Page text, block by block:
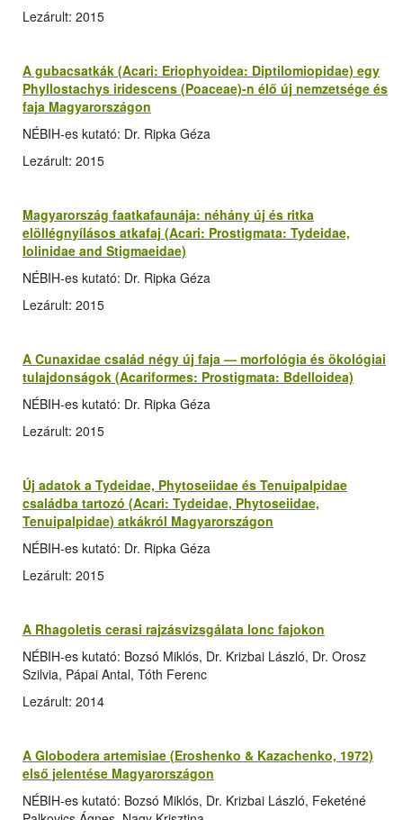
Lezárult: 2015
A gubacsatkák (Acari: Eriophyoidea: Diptilomiopidae) egy
Phyllostachys iridescens (Poaceae)-n élő új nemzetsége és
faja Magyarországon
NÉBIH-es kutató: Dr. Ripka Géza
Lezárult: 2015
Magyarország faatkafaunája: néhány új és ritka
elöllégnyílásos atkafaj (Acari: Prostigmata: Tydeidae,
Iolinidae and Stigmaeidae)
NÉBIH-es kutató: Dr. Ripka Géza
Lezárult: 2015
A Cunaxidae család négy új faja — morfológia és ökológiai
tulajdonságok (Acariformes: Prostigmata: Bdelloidea)
NÉBIH-es kutató: Dr. Ripka Géza
Lezárult: 2015
Új adatok a Tydeidae, Phytoseiidae és Tenuipalpidae
családba tartozó (Acari: Tydeidae, Phytoseiidae,
Tenuipalpidae) atkákról Magyarországon
NÉBIH-es kutató: Dr. Ripka Géza
Lezárult: 2015
A Rhagoletis cerasi rajzásvizsgálata lonc fajokon
NÉBIH-es kutató: Bozsó Miklós, Dr. Krizbai László, Dr. Orosz
Szilvia, Pápai Antal, Tóth Ferenc
Lezárult: 2014
A Globodera artemisiae (Eroshenko & Kazachenko, 1972)
első jelentése Magyarországon
NÉBIH-es kutató: Bozsó Miklós, Dr. Krizbai László, Feketéné